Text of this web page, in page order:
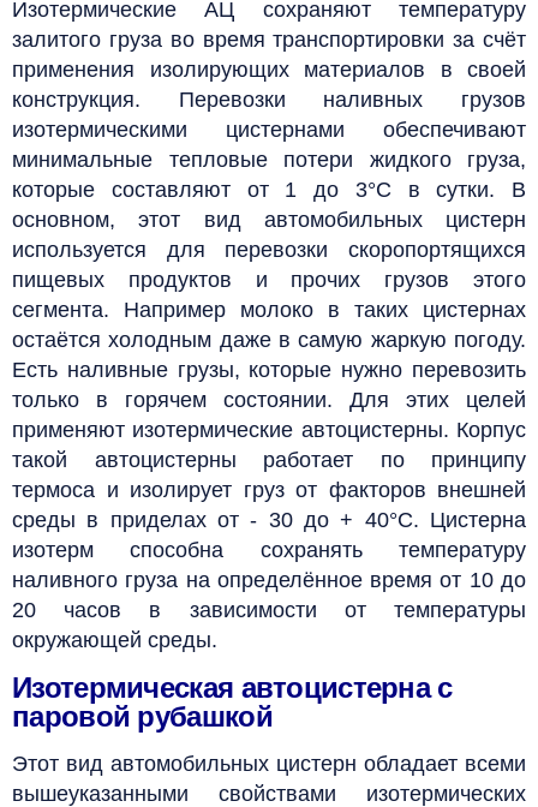
Изотермические АЦ сохраняют температуру
залитого груза во время транспортировки за счёт
применения изолирующих материалов в своей
конструкция. Перевозки наливных грузов
изотермическими цистернами обеспечивают
минимальные тепловые потери жидкого груза,
которые составляют от 1 до 3°С в сутки. В
основном, этот вид автомобильных цистерн
используется для перевозки скоропортящихся
пищевых продуктов и прочих грузов этого
сегмента. Например молоко в таких цистернах
остаётся холодным даже в самую жаркую погоду.
Есть наливные грузы, которые нужно перевозить
только в горячем состоянии. Для этих целей
применяют изотермические автоцистерны. Корпус
такой автоцистерны работает по принципу
термоса и изолирует груз от факторов внешней
среды в приделах от - 30 до + 40°С. Цистерна
изотерм способна сохранять температуру
наливного груза на определённое время от 10 до
20 часов в зависимости от температуры
окружающей среды.
Изотермическая автоцистерна с
паровой рубашкой
Этот вид автомобильных цистерн обладает всеми
вышеуказанными свойствами изотермических